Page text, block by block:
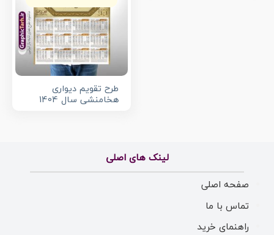
طرح تقویم دیواری
هخامنشی سال 1404
لینک های اصلی
صفحه اصلی
تماس با ما
راهنمای خرید